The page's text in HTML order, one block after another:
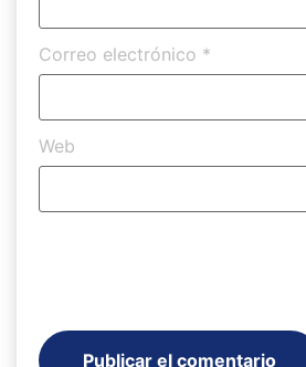
Correo electrónico *
Web